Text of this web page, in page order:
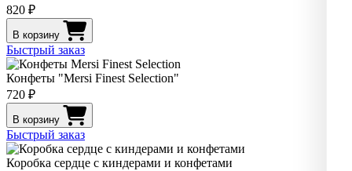
820 ₽
В корзину
Быстрый заказ
Конфеты "Mersi Finest Selection"
720 ₽
В корзину
Быстрый заказ
Коробка сердце с киндерами и конфетами